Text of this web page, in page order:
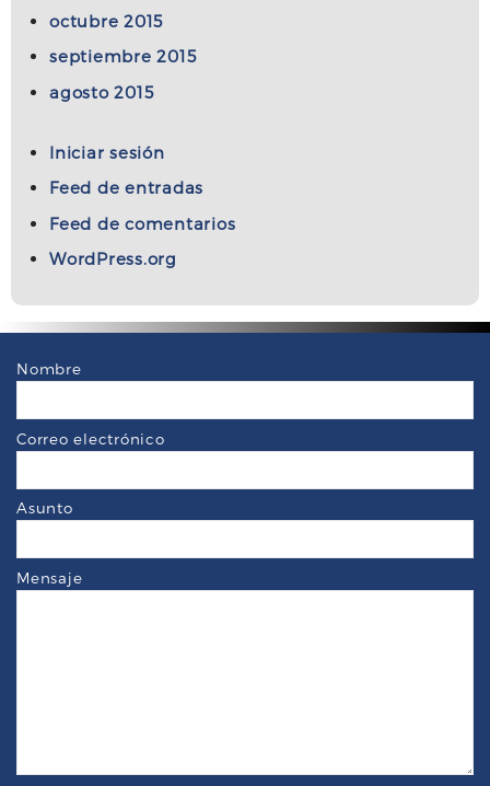
octubre 2015
septiembre 2015
agosto 2015
Iniciar sesión
Feed de entradas
Feed de comentarios
WordPress.org
Nombre
Correo electrónico
Asunto
Mensaje